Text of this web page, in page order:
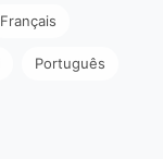
Français
Português